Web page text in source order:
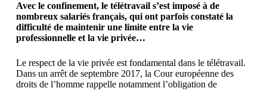
Avec le confinement, le télétravail s’est imposé à de
nombreux salariés français, qui ont parfois constaté la
difficulté de maintenir une limite entre la vie
professionnelle et la vie privée…
Le respect de la vie privée est fondamental dans le télétravail.
Dans un arrêt de septembre 2017, la Cour européenne des
droits de l’homme rappelle notamment l’obligation de